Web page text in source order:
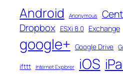
Android Anonymous
Dropbox ESXi 8.0 Exchange
google+ Google Drive
ifttt Internet Explorer iOS